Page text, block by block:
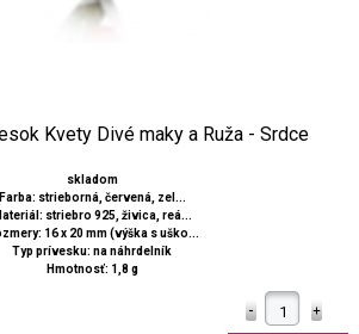
Kvety Divé maky a Ruža - Srdce
skladom
Farba: strieborná, červená, zel...
striebro 925, živica, reá...
16 x 20 mm (výška s uško...
Typ prívesku: na náhrdelník
Hmotnosť: 1,8 g